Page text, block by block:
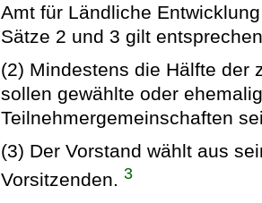
Amt für Ländliche
Sätze 2 und 3 gilt
(2) Mindestens die Hälfte der
sollen gewählte oder
Teilnehmergemeinschaften
(3) Der Vorstand wählt aus
Vorsitzenden.3